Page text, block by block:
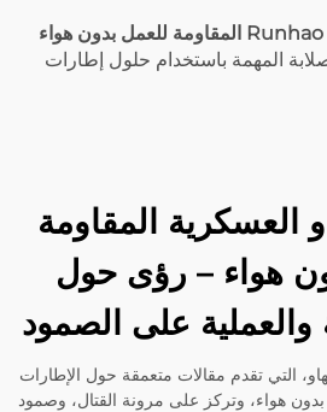
المهمة باستخدام حلول إطارات
العسكرية المقاومة
هواء – رؤى حول
والعملية على الصمود
التي تقدم مقالات متعمقة حول الإطارات
هواء، وتركز على مرونة القتال، وصمود